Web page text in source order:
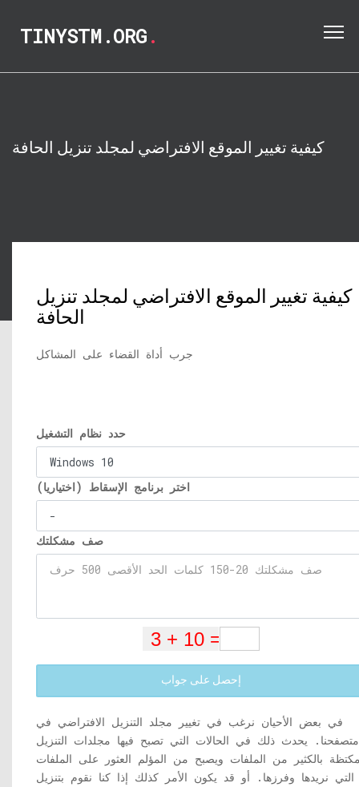
TINYSTM.ORG.
كيفية تغيير الموقع الافتراضي لمجلد تنزيل الحافة
كيفية تغيير الموقع الافتراضي لمجلد تنزيل
الحافة
جرب أداة القضاء على المشاكل
حدد نظام التشغيل
اختر برنامج الإسقاط (اختياريا)
صف مشكلتك
إحصل على جواب
في بعض الأحيان نرغب في تغيير مجلد التنزيل الافتراضي في
متصفحنا. يحدث ذلك في الحالات التي تصبح فيها مجلدات التنزيل
بالكثير من الملفات ويصبح من المؤلم العثور على الملفات
التي نريدها وفرزها. أو قد يكون الأمر كذلك إذا كنا نقوم بتنزيل